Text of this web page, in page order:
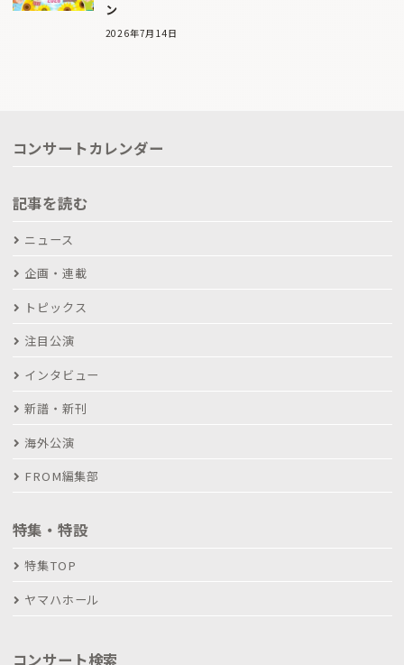
ン
2026年7月14日
コンサートカレンダー
記事を読む
ニュース
企画・連載
トピックス
注目公演
インタビュー
新譜・新刊
海外公演
FROM編集部
特集・特設
特集TOP
ヤマハホール
コンサート検索